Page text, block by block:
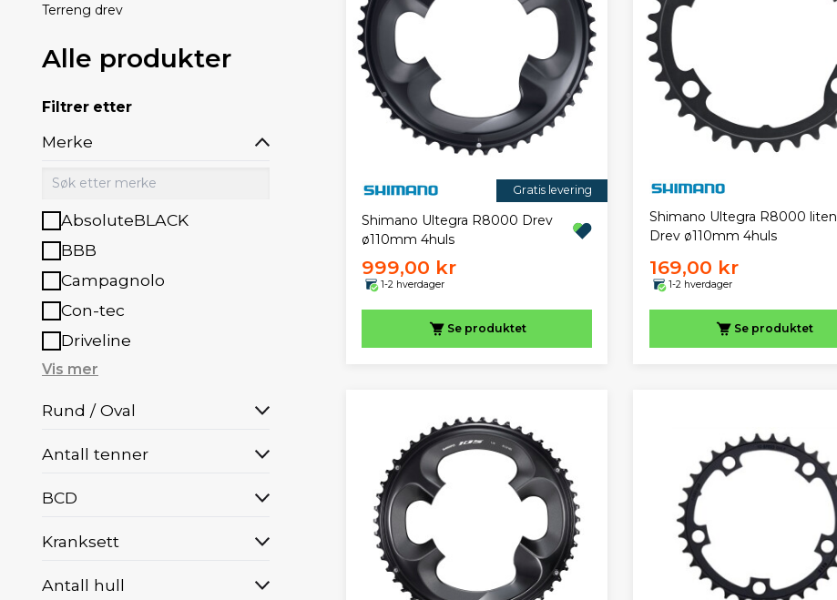
Terreng drev
Alle produkter
Filtrer etter
Merke
AbsoluteBLACK
BBB
Campagnolo
Con-tec
Driveline
Vis mer
Rund / Oval
Antall tenner
BCD
Kranksett
Antall hull
Gratis levering
Shimano Ultegra R8000 Drev
ø110mm 4huls
999,00 kr
1-2 hverdager
Se produktet
Shimano Ultegra R8000 liten
Drev ø110mm 4huls
169,00 kr
1-2 hverdager
Se produktet